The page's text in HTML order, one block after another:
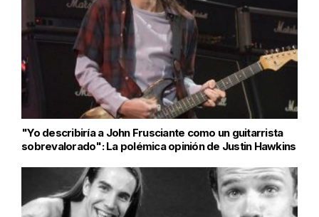
"Yo describiría a John Frusciante como un guitarrista
sobrevalorado": La polémica opinión de Justin Hawkins